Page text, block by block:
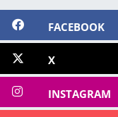
FACEBOOK
X
INSTAGRAM